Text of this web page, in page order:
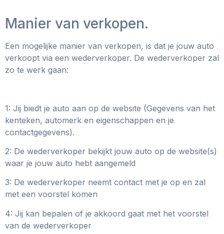
Manier van verkopen.
Een mogelijke manier van verkopen, is dat je jouw auto
verkoopt via een wederverkoper. De wederverkoper zal
zo te werk gaan:
1: Jij biedt je auto aan op de website (Gegevens van het
kenteken, automerk en eigenschappen en je
contactgegevens).
2: De wederverkoper bekijkt jouw auto op de website(s)
waar je jouw auto hebt aangemeld
3: De wederverkoper neemt contact met je op en zal
met een voorstel komen
4: Jij kan bepalen of je akkoord gaat met het voorstel
van de wederverkoper